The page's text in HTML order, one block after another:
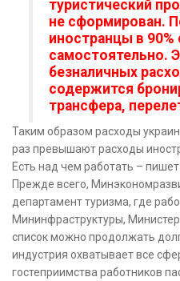
туристический
не сформирован.
иностранцы в
самостоятельно.
безналичных
содержится
трансфера,
Таким образом расходы
раз превышают расходы
Есть над чем работать –
Прежде всего,
департамент туризма, где
Мининфраструктуры,
список можно продолжать
индустрия охватывает все
гостеприимства работников